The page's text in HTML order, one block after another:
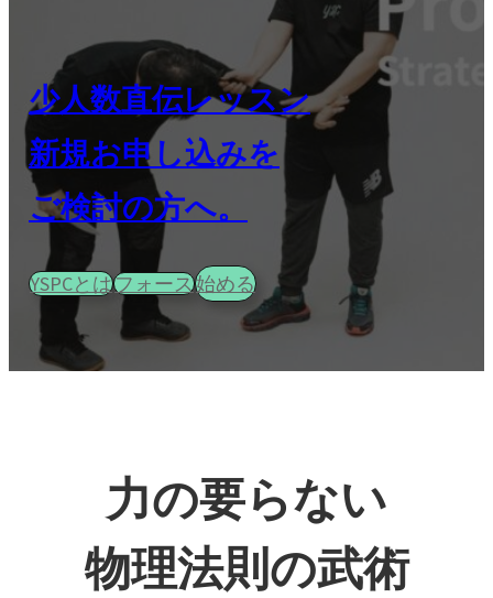
少人数直伝レッスン
新規お申し込みを
ご検討の方へ。
YSPCとはフォース始める
力の要らない
物理法則の武術